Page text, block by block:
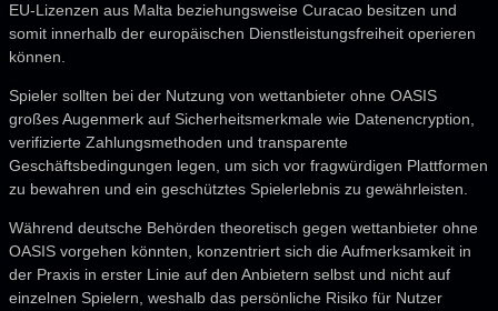
EU-Lizenzen aus Malta beziehungsweise Curacao besitzen und
somit innerhalb der europäischen Dienstleistungsfreiheit operieren
können.
Spieler sollten bei der Nutzung von wettanbieter ohne OASIS
großes Augenmerk auf Sicherheitsmerkmale wie Datenencryption,
verifizierte Zahlungsmethoden und transparente
Geschäftsbedingungen legen, um sich vor fragwürdigen Plattformen
zu bewahren und ein geschütztes Spielerlebnis zu gewährleisten.
Während deutsche Behörden theoretisch gegen wettanbieter ohne
OASIS vorgehen könnten, konzentriert sich die Aufmerksamkeit in
der Praxis in erster Linie auf den Anbietern selbst und nicht auf
einzelnen Spielern, weshalb das persönliche Risiko für Nutzer